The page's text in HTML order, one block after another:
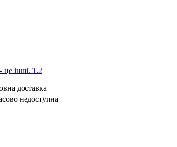
інші. Т.2
доставка
недоступна